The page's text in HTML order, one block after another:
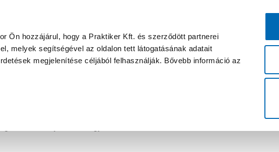
Ön hozzájárul, hogy a Praktiker Kft. és szerződött partnerei
melyek segítségével az oldalon tett látogatásának adatait
megjelenítése céljából felhasználják. Bővebb információ az